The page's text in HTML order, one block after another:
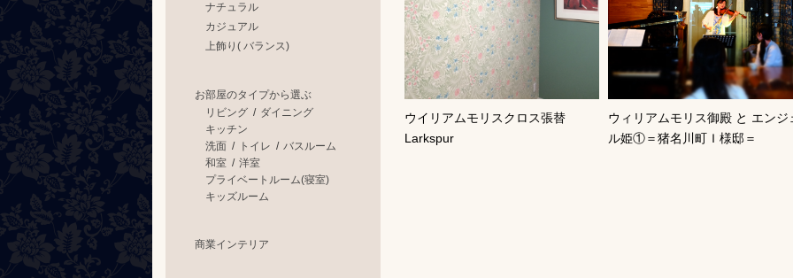
ウイリアムモリスクロス張替
Larkspur
ウィリアムモリス御殿 と エンジ
ル姫①＝猪名川町Ｉ様邸＝
ナチュラル
カジュアル
上飾り( バランス)
お部屋のタイプから選ぶ
リビング / ダイニング
キッチン
洗面 / トイレ / バスルーム
和室 / 洋室
プライベートルーム(寝室)
キッズルーム
商業インテリア